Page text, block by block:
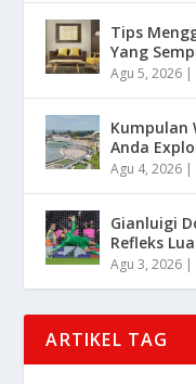
Tips
Yang
Agu 5, 2026 |
Kumpulan
Anda
Agu 4, 2026 |
Gianluigi
Refleks
Agu 3, 2026 |
ARTIKEL TAG